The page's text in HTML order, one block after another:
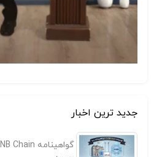
جدید ترین اخبار